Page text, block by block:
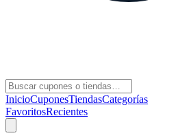
InicioCuponesTiendasCategorías
FavoritosRecientes